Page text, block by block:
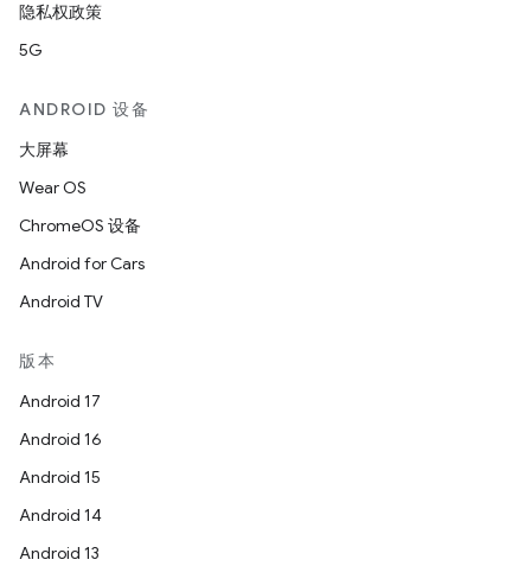
隐私权政策
5G
ANDROID 设备
大屏幕
Wear OS
ChromeOS 设备
Android for Cars
Android TV
版本
Android 17
Android 16
Android 15
Android 14
Android 13